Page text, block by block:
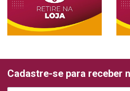
Cadastre-se para receber